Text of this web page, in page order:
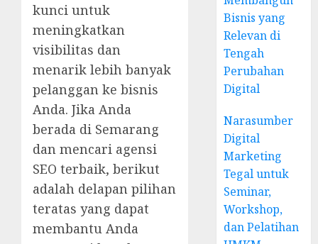
kunci untuk
meningkatkan
visibilitas dan
menarik lebih banyak
pelanggan ke bisnis
Anda. Jika Anda
berada di Semarang
dan mencari agensi
SEO terbaik, berikut
adalah delapan pilihan
teratas yang dapat
membantu Anda
Bisnis yang
Relevan di
Tengah
Perubahan
Digital
Narasumber
Digital
Marketing
Tegal untuk
Seminar,
Workshop,
dan Pelatihan